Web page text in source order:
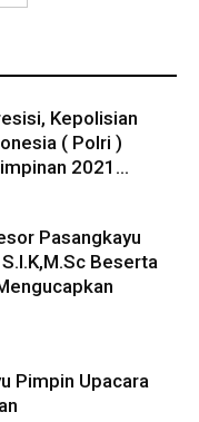
Kepolisian
( Polri )
2021...
Pasangkayu
Beserta
Pimpin Upacara